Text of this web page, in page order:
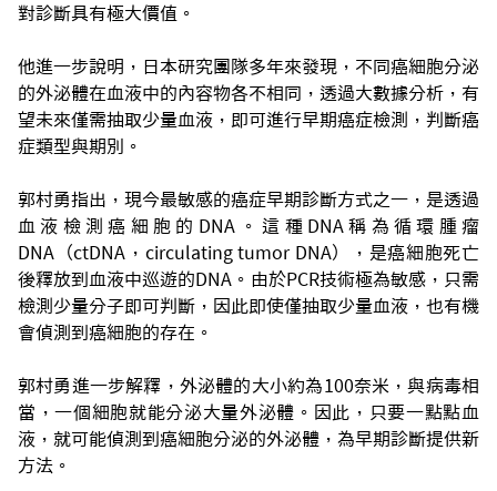
對診斷具有極大價值。
他進一步說明，日本研究團隊多年來發現，不同癌細胞分泌
的外泌體在血液中的內容物各不相同，透過大數據分析，有
望未來僅需抽取少量血液，即可進行早期癌症檢測，判斷癌
症類型與期別。
郭村勇指出，現今最敏感的癌症早期診斷方式之一，是透過
血液檢測癌細胞的DNA。這種DNA稱為循環腫瘤
DNA（ctDNA，circulating tumor DNA），是癌細胞死亡
後釋放到血液中巡遊的DNA。由於PCR技術極為敏感，只需
檢測少量分子即可判斷，因此即使僅抽取少量血液，也有機
會偵測到癌細胞的存在。
郭村勇進一步解釋，外泌體的大小約為100奈米，與病毒相
當，一個細胞就能分泌大量外泌體。因此，只要一點點血
液，就可能偵測到癌細胞分泌的外泌體，為早期診斷提供新
方法。